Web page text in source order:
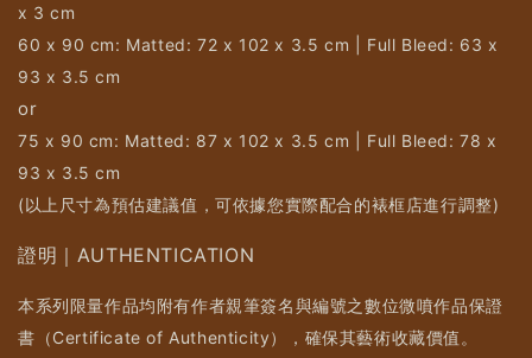
x 3 cm
60 x 90 cm: Matted: 72 x 102 x 3.5 cm | Full Bleed: 63 x
93 x 3.5 cm
or
75 x 90 cm: Matted: 87 x 102 x 3.5 cm | Full Bleed: 78 x
93 x 3.5 cm
(以上尺寸為預估建議值，可依據您實際配合的裱框店進行調整)
證明｜AUTHENTICATION
本系列限量作品均附有作者親筆簽名與編號之數位微噴作品保證
書（Certificate of Authenticity），確保其藝術收藏價值。